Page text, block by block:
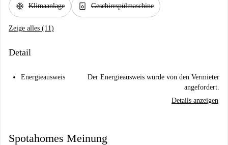
ac_unit Klimaanlage dishwasher_gen Geschirrspülmaschine
Zeige alles (11)
Detail
Energieausweis
Der Energieausweis wurde von den Vermieter
angefordert.
Details anzeigen
Spotahomes Meinung